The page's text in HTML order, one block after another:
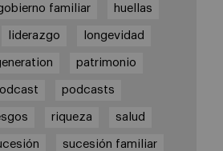
familiar huellas
liderazgo longevidad
patrimonio
podcasts
riqueza salud
sucesión familiar